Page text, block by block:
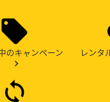
のキャンペーン レンタ